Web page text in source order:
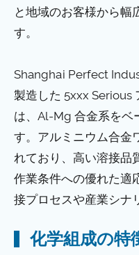
と地域のお客様から幅
す。
Shanghai Perfect
製造した 5xxx Serious
は、Al-Mg 合金系をベ
す。アルミニウム合金
れており、高い溶接品
作業条件への優れた適
接プロセスや産業シナ
化学組成の特